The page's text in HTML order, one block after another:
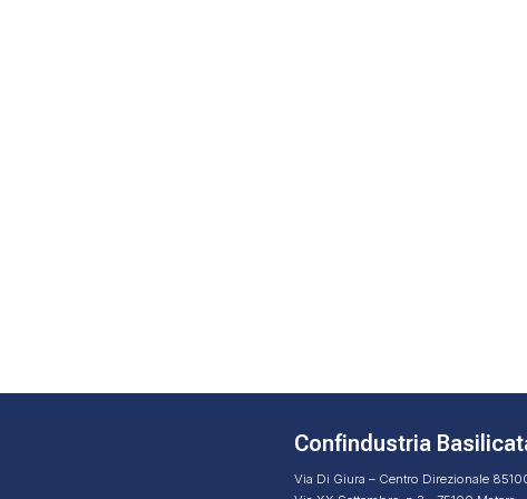
Confindustria
Via Di Giura – Centro Direzionale